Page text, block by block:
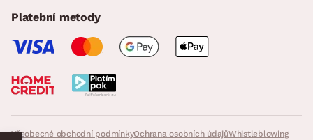
Všeobecné obchodní podmínkyOchrana osobních údajůWhistleblowing
Platební metody